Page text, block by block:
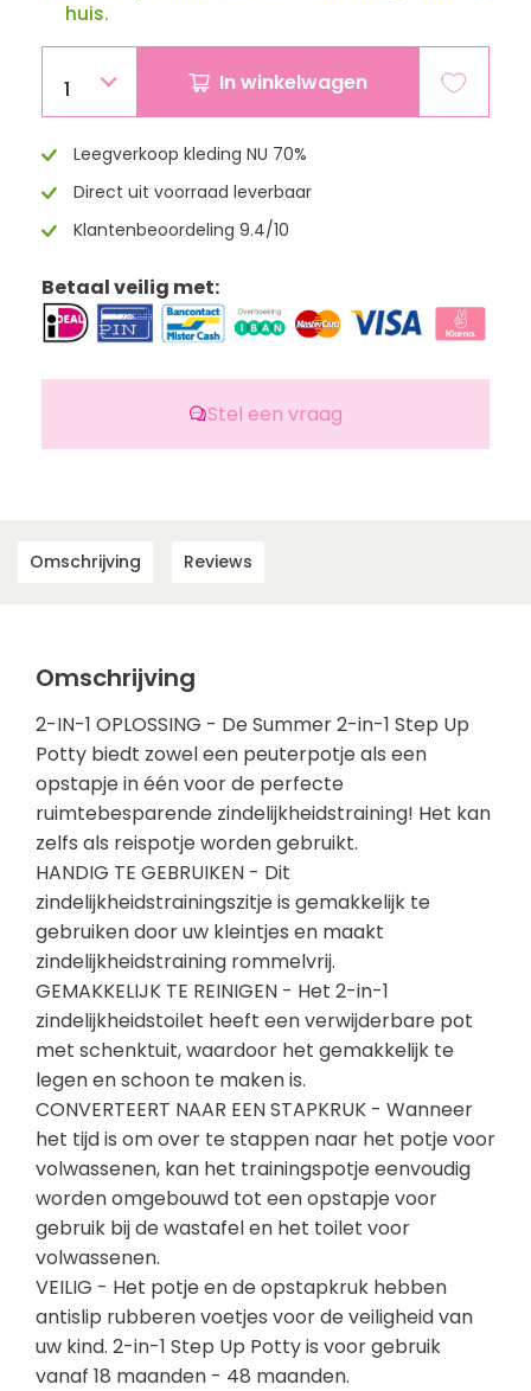
huis.
1 In winkelwagen
Leegverkoop kleding NU 70%
Direct uit voorraad leverbaar
Klantenbeoordeling 9.4/10
Betaal veilig met:
Stel een vraag
Omschrijving Reviews
Omschrijving
2-IN-1 OPLOSSING - De Summer 2-in-1 Step Up
Potty biedt zowel een peuterpotje als een
opstapje in één voor de perfecte
ruimtebesparende zindelijkheidstraining! Het kan
zelfs als reispotje worden gebruikt.
HANDIG TE GEBRUIKEN - Dit
zindelijkheidstrainingszitje is gemakkelijk te
gebruiken door uw kleintjes en maakt
zindelijkheidstraining rommelvrij.
GEMAKKELIJK TE REINIGEN - Het 2-in-1
zindelijkheidstoilet heeft een verwijderbare pot
met schenktuit, waardoor het gemakkelijk te
legen en schoon te maken is.
CONVERTEERT NAAR EEN STAPKRUK - Wanneer
het tijd is om over te stappen naar het potje voor
volwassenen, kan het trainingspotje eenvoudig
worden omgebouwd tot een opstapje voor
gebruik bij de wastafel en het toilet voor
volwassenen.
VEILIG - Het potje en de opstapkruk hebben
antislip rubberen voetjes voor de veiligheid van
uw kind. 2-in-1 Step Up Potty is voor gebruik
vanaf 18 maanden - 48 maanden.